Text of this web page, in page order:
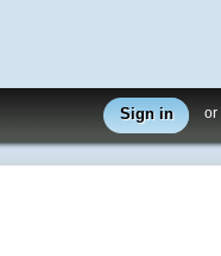
Sign in or